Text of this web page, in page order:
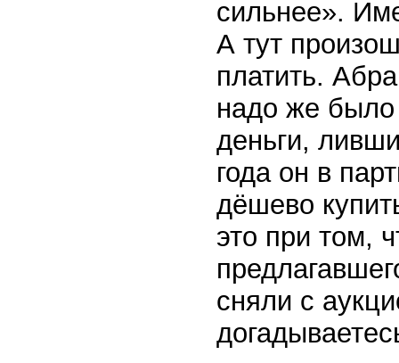
сильнее».
А тут
платить.
надо же было
деньги,
года он в
дёшево
это при том,
сняли с